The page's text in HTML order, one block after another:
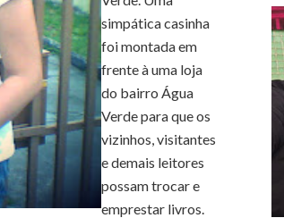
simpática casinha
foi montada em
frente à uma loja
do bairro Água
Verde para que os
vizinhos, visitantes
e demais leitores
possam trocar e
emprestar livros.